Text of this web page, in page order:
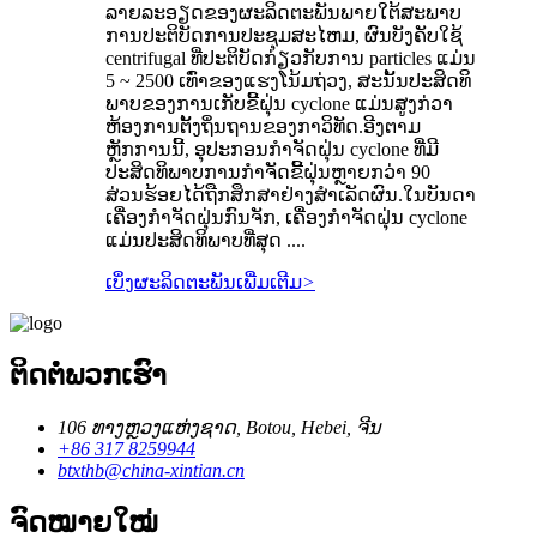
ລາຍ​ລະ​ອຽດ​ຂອງ​ຜະ​ລິດ​ຕະ​ພັນ​ພາຍ​ໃຕ້​ສະ​ພາບ​
ການ​ປະ​ຕິ​ບັດ​ການ​ປະ​ຊຸມ​ສະ​ໄຫມ​, ຜົນ​ບັງ​ຄັບ​ໃຊ້
centrifugal ທີ່​ປະ​ຕິ​ບັດ​ກ່ຽວ​ກັບ​ການ particles ແມ່ນ
5 ~ 2500 ເທົ່າ​ຂອງ​ແຮງ​ໂນ້ມ​ຖ່ວງ​, ສະ​ນັ້ນ​ປະ​ສິດ​ທິ​
ພາບ​ຂອງ​ການ​ເກັບ​ຂີ້​ຝຸ່ນ cyclone ແມ່ນ​ສູງ​ກ​່​ວາ​
ຫ້ອງ​ການ​ຕັ້ງ​ຖິ່ນ​ຖານ​ຂອງ​ກາ​ວິ​ທັດ​.ອີງຕາມ
ຫຼັກການນີ້, ອຸປະກອນກໍາຈັດຝຸ່ນ cyclone ທີ່ມີ
ປະສິດທິພາບການກໍາຈັດຂີ້ຝຸ່ນຫຼາຍກວ່າ 90
ສ່ວນຮ້ອຍໄດ້ຖືກສຶກສາຢ່າງສໍາເລັດຜົນ.ໃນບັນດາ
ເຄື່ອງກໍາຈັດຝຸ່ນກົນຈັກ, ເຄື່ອງກໍາຈັດຝຸ່ນ cyclone
ແມ່ນປະສິດທິພາບທີ່ສຸດ ....
ເບິ່ງຜະລິດຕະພັນເພີ່ມເຕີມ>
ຕິດ​ຕໍ່​ພວກ​ເຮົາ
106 ທາງຫຼວງແຫ່ງຊາດ, Botou, Hebei, ຈີນ
+86 317 8259944
btxthb@china-xintian.cn
ຈົດໝາຍໃໝ່